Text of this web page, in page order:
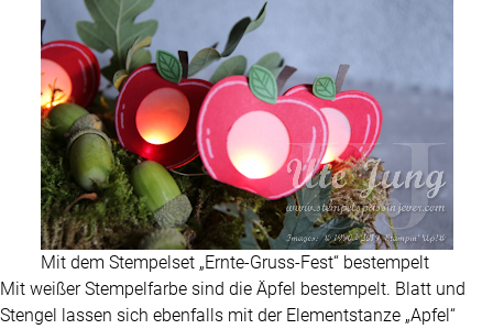
Mit dem Stempelset „Ernte-Gruss-Fest“ bestempelt
Mit weißer Stempelfarbe sind die Äpfel bestempelt. Blatt und
Stengel lassen sich ebenfalls mit der Elementstanze „Apfel“